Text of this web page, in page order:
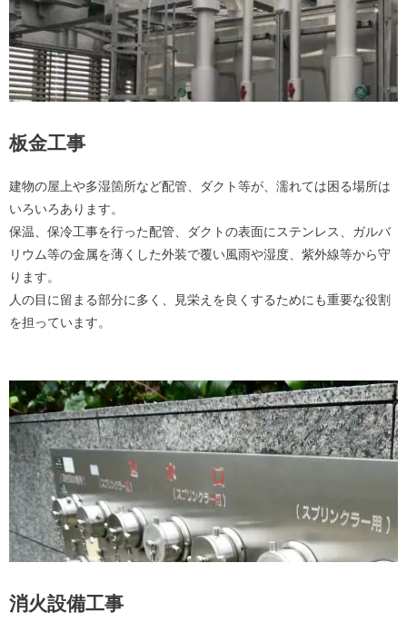
板金工事
建物の屋上や多湿箇所など配管、ダクト等が、濡れては困る場所は
いろいろあります。
保温、保冷工事を行った配管、ダクトの表面にステンレス、ガルバ
リウム等の金属を薄くした外装で覆い風雨や湿度、紫外線等から守
ります。
人の目に留まる部分に多く、見栄えを良くするためにも重要な役割
を担っています。
消火設備工事